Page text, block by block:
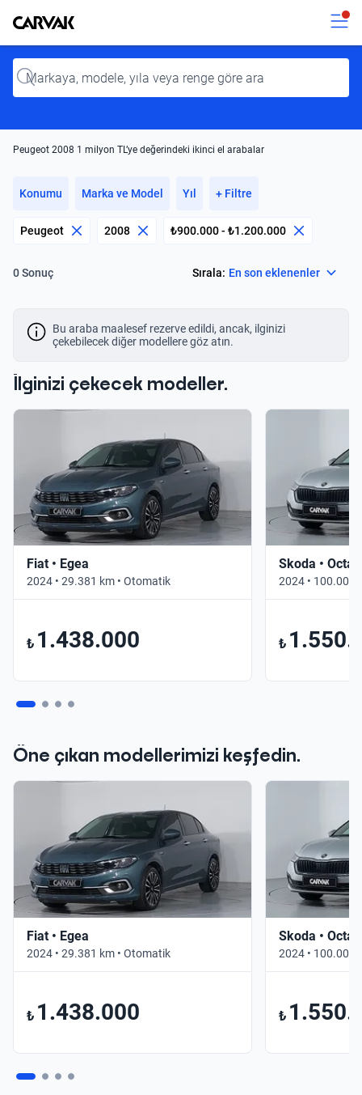
Kavak
Input
Peugeot 2008 1 milyon TL’ye değerindeki ikinci el arabalar
Konumu Marka ve Model Yıl + Filtre
Peugeot 2008 ₺900.000 - ₺1.200.000
0 Sonuç Sırala: En son eklenenler
Bu araba maalesef rezerve edildi, ancak, ilginizi
çekebilecek diğer modellere göz atın.
İlginizi çekecek modeller.
Fiat • Egea
2024 • 29.381 km • Otomatik
₺ 1.438.000
Skoda •
2024 • 100.000
₺
Öne çıkan modellerimizi keşfedin.
Fiat • Egea
2024 • 29.381 km • Otomatik
₺ 1.438.000
Skoda •
2024 • 100.000
₺